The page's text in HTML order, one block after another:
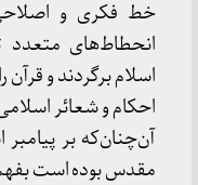
خط فکری و
انحطاط‌های متعدد
اسلام برگردند و قرآن
احکام و شعائر
آن‌چنان‌که بر
مقدس بوده است